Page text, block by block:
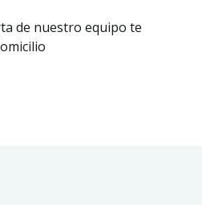
de nuestro equipo te